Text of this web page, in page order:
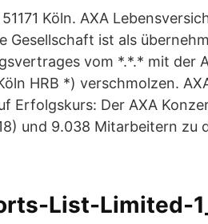
Köln. AXA
Gesellschaft ist als
vom *.*.* mit der
HRB *) verschmolzen.
Erfolgskurs: Der AXA
und 9.038 Mitarbeitern zu
List-Limited-